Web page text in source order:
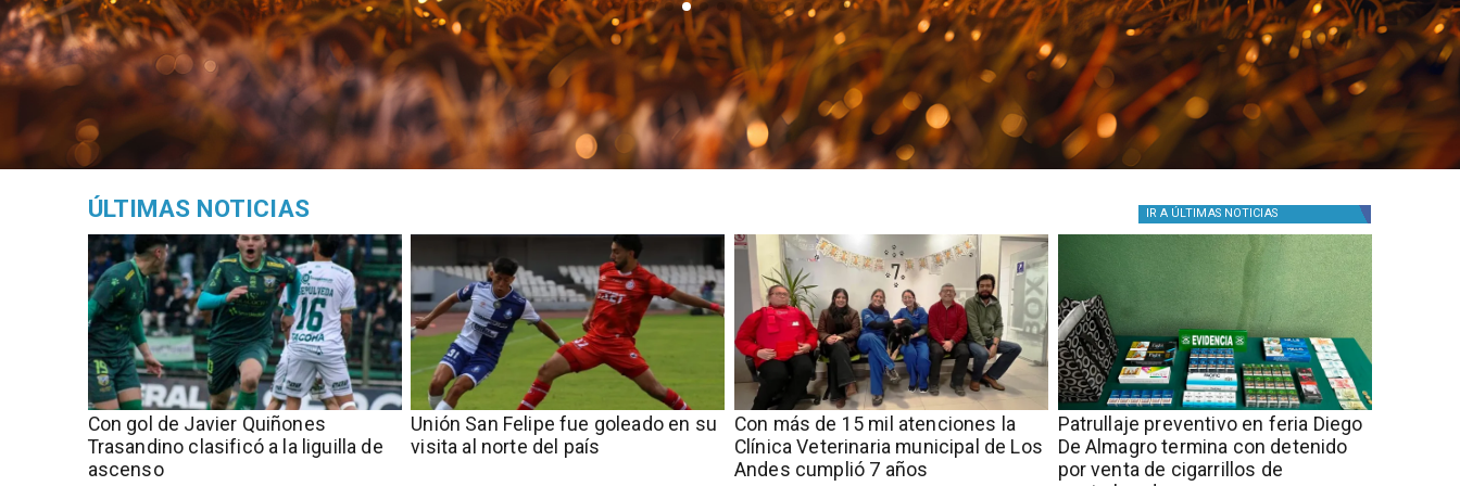
ÚLTIMAS NOTICIAS IR A ÚLTIMAS NOTICIAS
Con gol de Javier Quiñones
Trasandino clasificó a la liguilla de
ascenso
Unión San Felipe fue goleado en su
visita al norte del país
Con más de 15 mil atenciones la
Clínica Veterinaria municipal de Los
Andes cumplió 7 años
​Patrullaje preventivo en feria Diego
De Almagro termina con detenido
por venta de cigarrillos de